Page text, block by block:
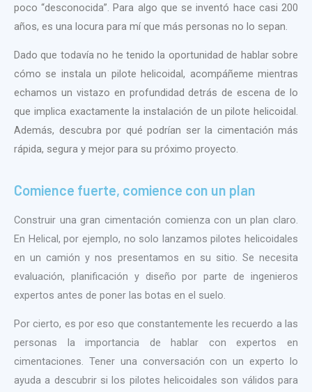
poco “desconocida”. Para algo que se inventó hace casi 200
años, es una locura para mí que más personas no lo sepan.
Dado que todavía no he tenido la oportunidad de hablar sobre
cómo se instala un pilote helicoidal, acompáñeme mientras
echamos un vistazo en profundidad detrás de escena de lo
que implica exactamente la instalación de un pilote helicoidal.
Además, descubra por qué podrían ser la cimentación más
rápida, segura y mejor para su próximo proyecto.
Comience fuerte, comience con un plan
Construir una gran cimentación comienza con un plan claro.
En Helical, por ejemplo, no solo lanzamos pilotes helicoidales
en un camión y nos presentamos en su sitio. Se necesita
evaluación, planificación y diseño por parte de ingenieros
expertos antes de poner las botas en el suelo.
Por cierto, es por eso que constantemente les recuerdo a las
personas la importancia de hablar con expertos en
cimentaciones. Tener una conversación con un experto lo
ayuda a descubrir si los pilotes helicoidales son válidos para